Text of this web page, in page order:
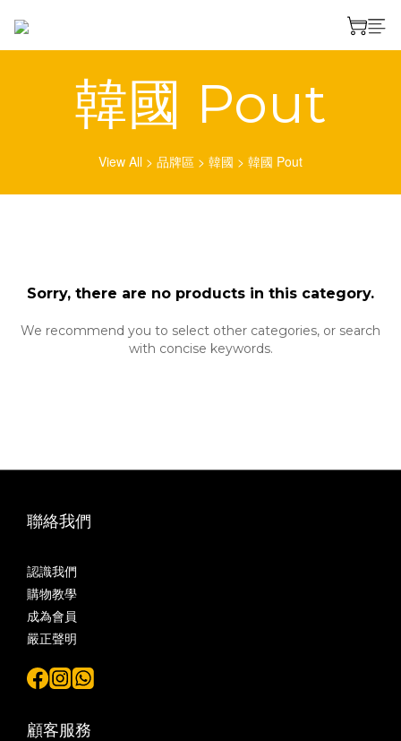
韓國 Pout
View All > 品牌區 > 韓國 > 韓國 Pout
Sorry, there are no products in this category.
We recommend you to select other categories, or search
with concise keywords.
聯絡我們
認識我們
購物教學
成為會員
嚴正聲明
顧客服務